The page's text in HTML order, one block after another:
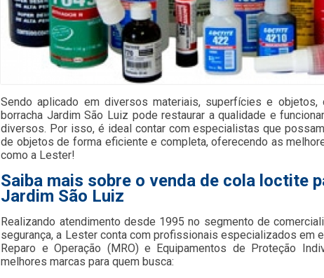
Sendo aplicado em diversos materiais, superfícies e
borracha Jardim São Luiz pode restaurar a qualidade e
diversos. Por isso, é ideal contar com especialistas que
de objetos de forma eficiente e completa, oferecendo as
como a Lester!
Saiba mais sobre o venda de cola loctite
Jardim São Luiz
Realizando atendimento desde 1995 no segmento de
segurança, a Lester conta com profissionais especializados em
Reparo e Operação (MRO) e Equipamentos de Proteção
melhores marcas para quem busca: